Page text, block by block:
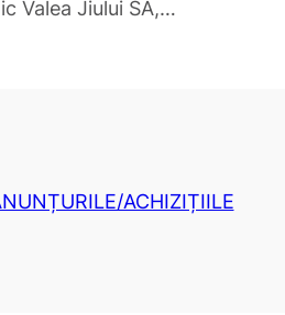
Valea Jiului SA,…
ACHIZIȚIILE